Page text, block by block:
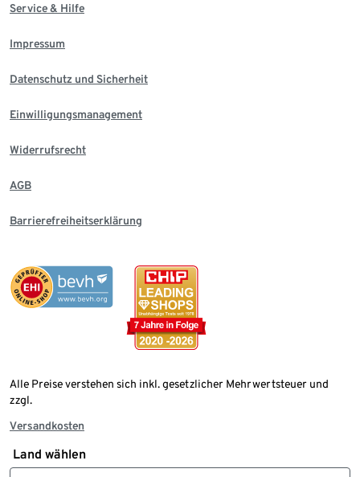
Service & Hilfe
Impressum
Datenschutz und Sicherheit
Einwilligungsmanagement
Widerrufsrecht
AGB
Barrierefreiheitserklärung
Alle Preise verstehen sich inkl. gesetzlicher Mehrwertsteuer und
zzgl.
Versandkosten
Land wählen